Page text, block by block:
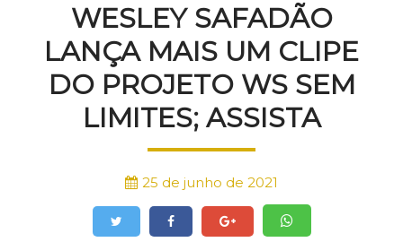
WESLEY SAFADÃO
LANÇA MAIS UM CLIPE
DO PROJETO WS SEM
LIMITES; ASSISTA
25 de junho de 2021